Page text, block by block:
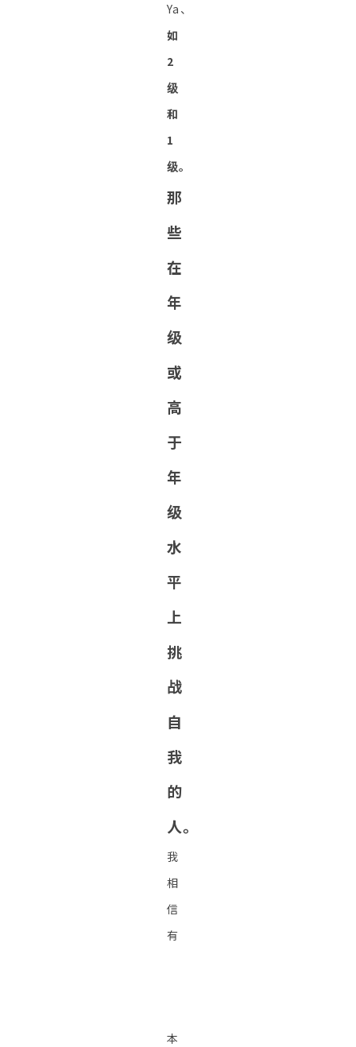
Ya、
如
2
级
和
1
级。
那
些
在
年
级
或
高
于
年
级
水
平
上
挑
战
自
我
的
人。
我
相
信
有
本